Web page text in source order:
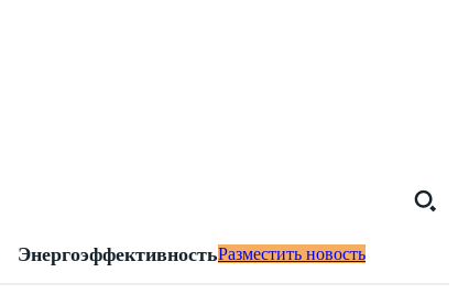
ЭнергоэффективностьРазместить новость